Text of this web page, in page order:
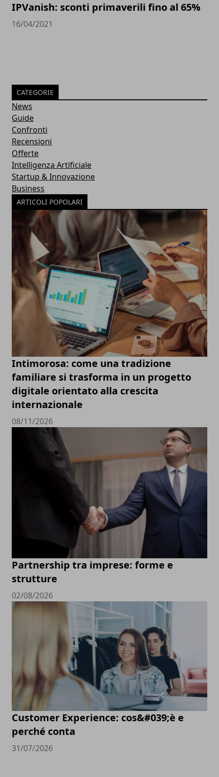
IPVanish: sconti primaverili fino al 65%
16/04/2021
CATEGORIE
News
Guide
Confronti
Recensioni
Offerte
Intelligenza Artificiale
Startup & Innovazione
Business
ARTICOLI POPOLARI
Intimorosa: come una tradizione
familiare si trasforma in un progetto
digitale orientato alla crescita
internazionale
08/11/2026
Partnership tra imprese: forme e
strutture
02/08/2026
Customer Experience: cos&#039;è e
perché conta
31/07/2026